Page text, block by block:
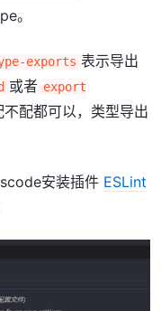
。
exports 表示导出
或者 export
配都可以，类型导出
安装插件 ESLint